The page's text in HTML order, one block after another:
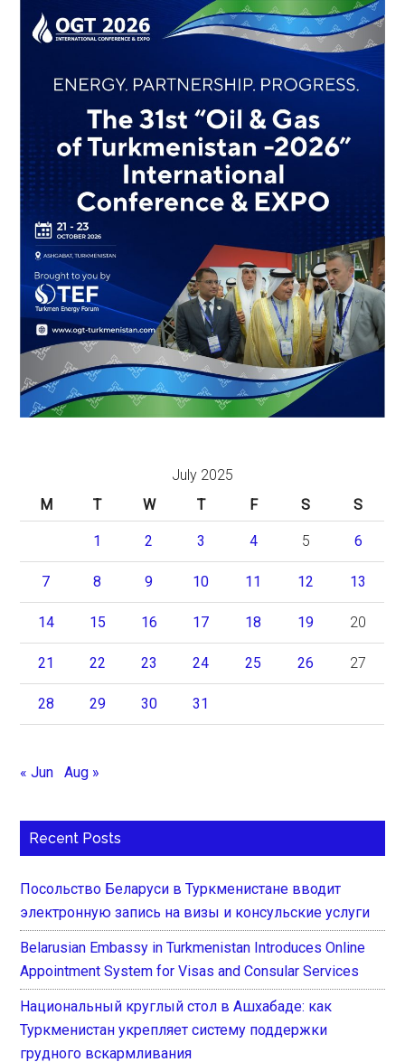
July 2025
M
T W T F S S
1 2 3 4 5 6
7 8 9 10 11 12 13
14 15 16 17 18 19 20
21 22 23 24 25 26 27
28 29 30 31
« Jun Aug »
Recent Posts
Посольство Беларуси в Туркменистане вводит
электронную запись на визы и консульские услуги
Belarusian Embassy in Turkmenistan Introduces Online
Appointment System for Visas and Consular Services
Национальный круглый стол в Ашхабаде: как
Туркменистан укрепляет систему поддержки
грудного вскармливания